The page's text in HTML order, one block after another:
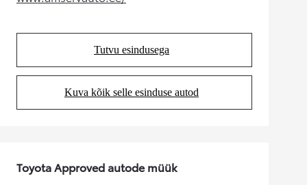
(Opens in new tab)
Tutvu esindusega
(Opens in new tab)
Kuva kõik selle esinduse autod
(Opens in new tab)
Toyota Approved autode müük